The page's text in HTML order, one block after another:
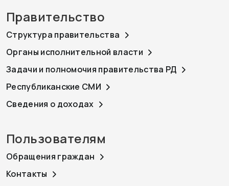
Правительство
Структура правительства
Органы исполнительной власти
Задачи и полномочия правительства РД
Республиканские СМИ
Сведения о доходах
Пользователям
Обращения граждан
Контакты